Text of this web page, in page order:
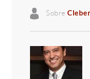
Sobre